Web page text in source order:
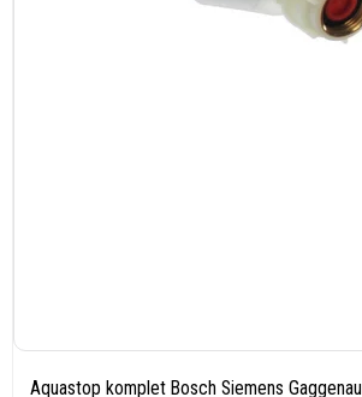
Aquastop komplet Bosch Siemens Gaggenau